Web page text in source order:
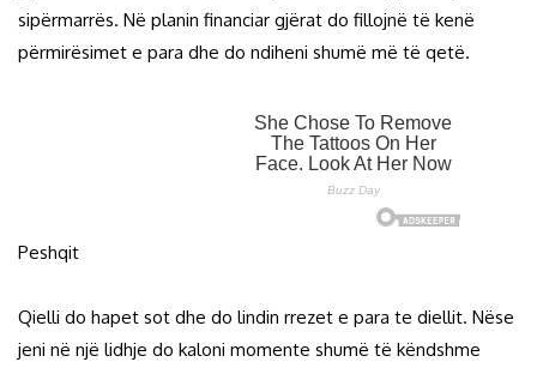
sipërmarrës. Në planin financiar gjërat do fillojnë të kenë
përmirësimet e para dhe do ndiheni shumë më të qetë.
Peshqit
Qielli do hapet sot dhe do lindin rrezet e para te diellit. Nëse
jeni në një lidhje do kaloni momente shumë të këndshme